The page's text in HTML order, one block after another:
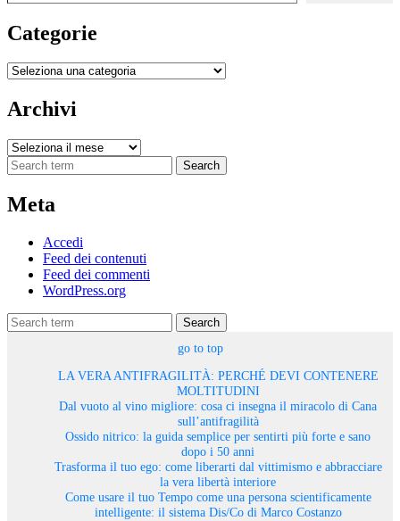
Categorie
Categorie
Archivi
Archivi
Search
Meta
Accedi
Feed dei contenuti
Feed dei commenti
WordPress.org
Search
go to top
LA VERA ANTIFRAGILITÀ: PERCHÉ DEVI CONTENERE
MOLTITUDINI
Dal vuoto al vino migliore: cosa ci insegna il miracolo di Cana
sull’antifragilità
Ossido nitrico: la guida semplice per sentirti più forte e sano
dopo i 50 anni
Trasforma il tuo ego: come liberarti dal vittimismo e abbracciare
la vera libertà interiore
Come usare il tuo Tempo come una persona scientificamente
intelligente: il sistema Dis/Co di Marco Costanzo